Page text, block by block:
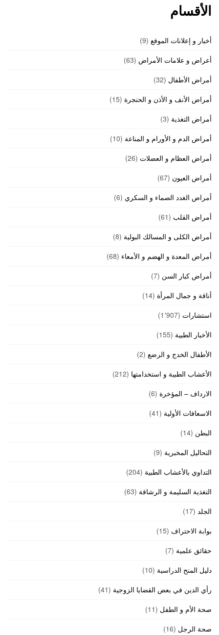
الأقسام
أخبار و إعلانات الموقع (9)
أعراض و علامات الأمراض (63)
أمراض الأطفال (32)
أمراض الأنف و الأذن و الحنجرة (15)
أمراض التغذية (3)
أمراض الدم و الأورام و المناعة (10)
أمراض العظام و العضلات (26)
أمراض العيون (67)
أمراض الغدد الصماء و السكري (6)
أمراض القلب (61)
أمراض الكلى و المسالك البولية (8)
أمراض المعدة و الهضم و الأمعاء (68)
أمراض كبار السن (7)
أناقة و جمال المرأة (14)
استشارات (1٬907)
الأخبار الطبية (155)
الأطفال الخدج و الرضع (2)
الأعشاب الطبية و استخدامتها (212)
الارداف – المؤخرة (6)
الاسعافات الأولية (41)
البطن (14)
التحاليل المخبرية (9)
التداوي بالأعشاب الطبية (204)
التغذية السليمة و الرشاقة (63)
الجلد (17)
بوابة الاحتراف (15)
حقائق علمية (7)
دليل المنح الدراسية (10)
رأي الدين في بعض القضايا الزوجية (41)
صحة الأم و الطفل (11)
صحة الرجل (16)